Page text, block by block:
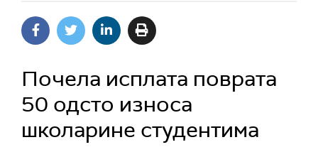
Почела исплата поврата
50 одсто износа
школарине студентима